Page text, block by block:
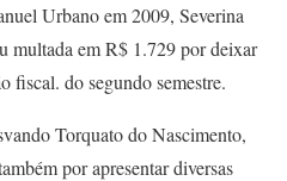
Urbano em 2009, Severina
multada em R$ 1.729 por deixar
fiscal. do segundo semestre.
Torquato do Nascimento,
por apresentar diversas